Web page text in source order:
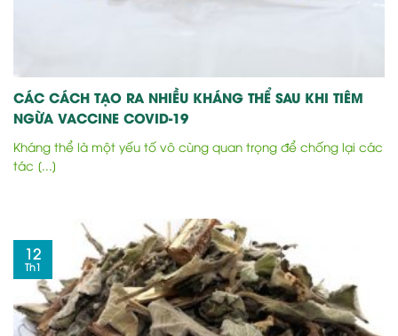
CÁC CÁCH TẠO RA NHIỀU KHÁNG THỂ SAU KHI TIÊM
NGỪA VACCINE COVID-19
Kháng thể là một yếu tố vô cùng quan trọng để chống lại các
tác [...]
12
Th1